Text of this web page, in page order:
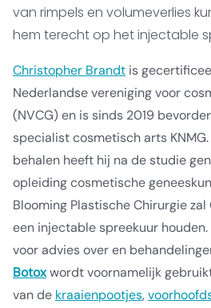
van rimpels en volumeverlies
hem terecht op het injectable
Christopher Brandt is
Nederlandse vereniging voor
(NVCG) en is sinds 2019
specialist cosmetisch arts
behalen heeft hij na de studie
opleiding cosmetische
Blooming Plastische Chirurgie
een injectable spreekuur
voor advies over en
Botoxwordt voornamelijk
van de kraaienpootjes,